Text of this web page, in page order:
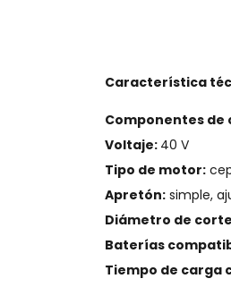
Característica
Componentes de
Voltaje: 40 V
Tipo de motor:
Apretón: simple,
Diámetro de
Baterías
Tiempo de carga